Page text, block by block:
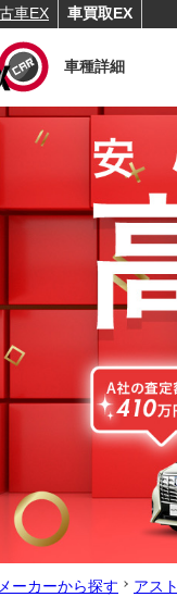
車EX 車買取EX
車種詳細
メーカーから探す アス